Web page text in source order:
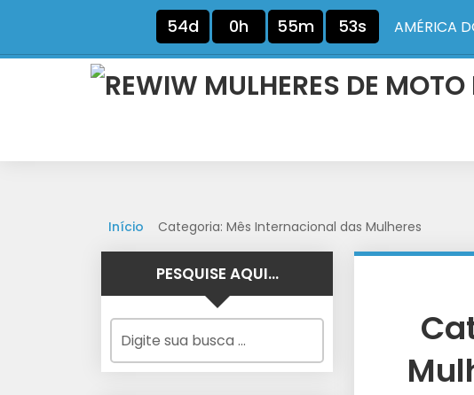
54d 0h 55m 53s AMÉRICA
Início Categoria: Mês Internacional das Mulheres
PESQUISE AQUI…